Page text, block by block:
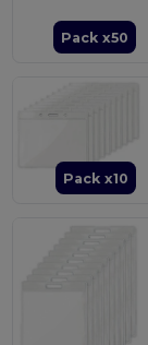
Pack x50
Pack x10